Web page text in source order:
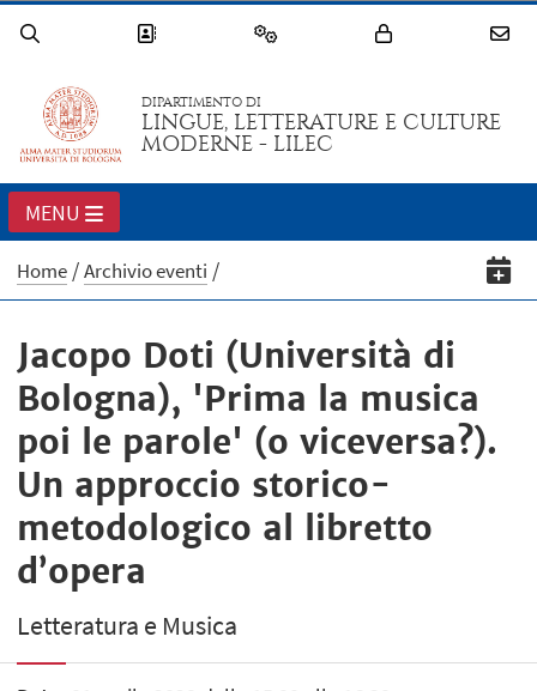
DIPARTIMENTO DI
LINGUE, LETTERATURE E CULTURE
MODERNE - LILEC
MENU
Home Archivio eventi
Jacopo Doti (Università di
Bologna), 'Prima la musica
poi le parole' (o viceversa?).
Un approccio storico-
metodologico al libretto
d’opera
Letteratura e Musica